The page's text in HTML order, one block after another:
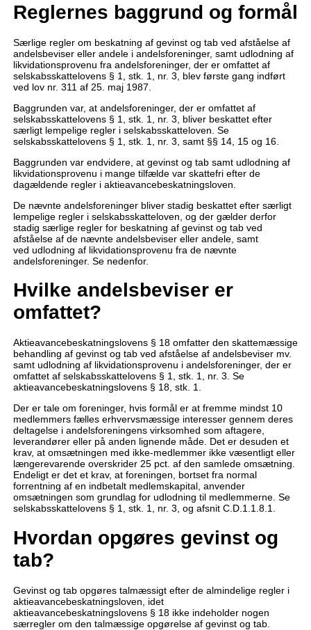
Reglernes baggrund og formål
Særlige regler om beskatning af gevinst og tab ved afståelse af
andelsbeviser eller andele i andelsforeninger, samt udlodning af
likvidationsprovenu fra andelsforeninger, der er omfattet af
selskabsskattelovens § 1, stk. 1, nr. 3, blev første gang indført
ved lov nr. 311 af 25. maj 1987.
Baggrunden var, at andelsforeninger, der er omfattet af
selskabsskattelovens § 1, stk. 1, nr. 3, bliver beskattet efter
særligt lempelige regler i selskabsskatteloven. Se
selskabsskattelovens § 1, stk. 1, nr. 3, samt §§ 14, 15 og 16.
Baggrunden var endvidere, at gevinst og tab samt udlodning af
likvidationsprovenu i mange tilfælde var skattefri efter de
dagældende regler i aktieavancebeskatningsloven.
De nævnte andelsforeninger bliver stadig beskattet efter særligt
lempelige regler i selskabsskatteloven, og der gælder derfor
stadig særlige regler for beskatning af gevinst og tab ved
afståelse af de nævnte andelsbeviser eller andele, samt
ved udlodning af likvidationsprovenu fra de nævnte
andelsforeninger. Se nedenfor.
Hvilke andelsbeviser er
omfattet?
Aktieavancebeskatningslovens § 18 omfatter den skattemæssige
behandling af gevinst og tab ved afståelse af andelsbeviser mv.
samt udlodning af likvidationsprovenu i andelsforeninger, der er
omfattet af selskabsskattelovens § 1, stk. 1, nr. 3. Se
aktieavancebeskatningslovens § 18, stk. 1.
Der er tale om foreninger, hvis formål er at fremme mindst 10
medlemmers fælles erhvervsmæssige interesser gennem deres
deltagelse i andelsforeningens virksomhed som aftagere,
leverandører eller på anden lignende måde. Det er desuden et
krav, at omsætningen med ikke-medlemmer ikke væsentligt eller
længerevarende overskrider 25 pct. af den samlede omsætning.
Endeligt er det et krav, at foreningen, bortset fra normal
forrentning af en indbetalt medlemskapital, anvender
omsætningen som grundlag for udlodning til medlemmerne. Se
selskabsskattelovens § 1, stk. 1, nr. 3, og afsnit C.D.1.1.8.1.
Hvordan opgøres gevinst og
tab?
Gevinst og tab opgøres talmæssigt efter de almindelige regler i
aktieavancebeskatningsloven, idet
aktieavancebeskatningslovens § 18 ikke indeholder nogen
særregler om den talmæssige opgørelse af gevinst og tab.